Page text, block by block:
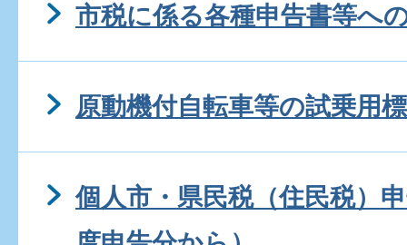
市税に係る各種申告書等へ
原動機付自転車等の試乗用
個人市・県民税（住民税）